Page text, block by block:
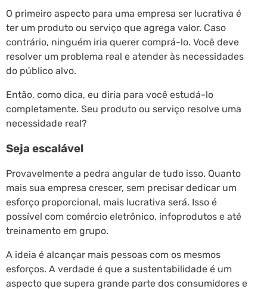
O primeiro aspecto para uma empresa ser lucrativa é
ter um produto ou serviço que agrega valor. Caso
contrário, ninguém iria querer comprá-lo. Você deve
resolver um problema real e atender às necessidades
do público alvo.
Então, como dica, eu diria para você estudá-lo
completamente. Seu produto ou serviço resolve uma
necessidade real?
Seja escalável
Provavelmente a pedra angular de tudo isso. Quanto
mais sua empresa crescer, sem precisar dedicar um
esforço proporcional, mais lucrativa será. Isso é
possível com comércio eletrônico, infoprodutos e até
treinamento em grupo.
A ideia é alcançar mais pessoas com os mesmos
esforços. A verdade é que a sustentabilidade é um
aspecto que supera grande parte dos consumidores e